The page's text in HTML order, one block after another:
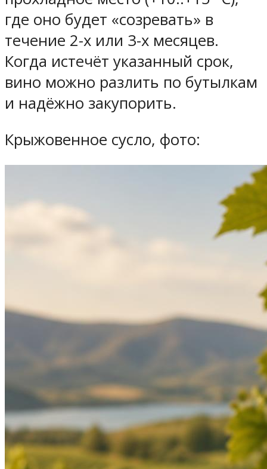
где оно будет «созревать» в
течение 2-х или 3-х месяцев.
Когда истечёт указанный срок,
вино можно разлить по бутылкам
и надёжно закупорить.
Крыжовенное сусло, фото: